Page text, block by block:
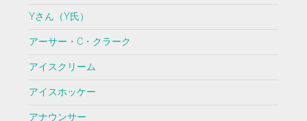
Yさん（Y氏）
アーサー・C・クラーク
アイスクリーム
アイスホッケー
アナウンサー